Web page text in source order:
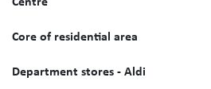
Core of residential area
Department stores - Aldi